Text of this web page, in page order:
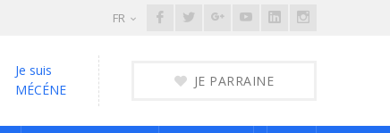
FR
Facebook
TwitterGoogleYoutubeLinkedInInstagram
JE PARRAINE
Je suis
MÉCÉNE